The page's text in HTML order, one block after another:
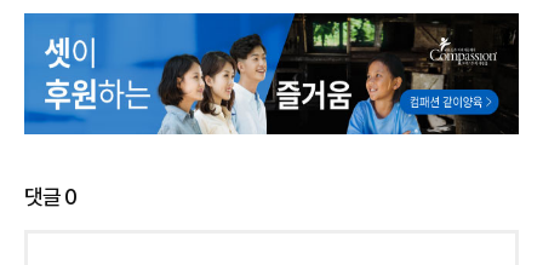
댓글0